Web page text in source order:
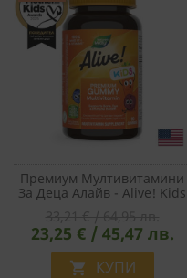
Премиум Мултивитамини
За Деца Алайв - Alive! Kids
Таблетки
23,25 € / 45,47 лв.
 КУПИ